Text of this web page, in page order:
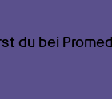
du bei